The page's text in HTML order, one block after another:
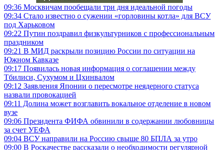
09:36 Москвичам пообещали три дня идеальной погоды
09:34 Стало известно о сужении «горловины котла» для ВСУ
под Харьковом
09:22 Путин поздравил физкультурников с профессиональным
праздником
09:21 В МИД раскрыли позицию России по ситуации на
Южном Кавказе
09:17 Появилась новая информация о соглашении между
Тбилиси, Сухумом и Цхинвалом
09:12 Заявления Японии о пересмотре неядерного статуса
назвали провокацией
09:11 Долина может возглавить вокальное отделение в новом
вузе
09:06 Президента ФИФА обвинили в содержании любовницы
за счет УЕФА
09:04 ВСУ направили на Россию свыше 80 БПЛА за утро
09:00 В Роскачестве рассказали о необходимости регулярной